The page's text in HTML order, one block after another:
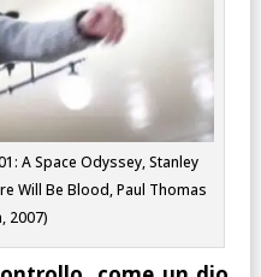
A Space Odyssey, Stanley
Will Be Blood, Paul Thomas
2007)